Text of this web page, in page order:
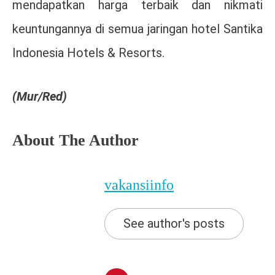
mendapatkan harga terbaik dan nikmati
keuntungannya di semua jaringan hotel Santika
Indonesia Hotels & Resorts.
(Mur/Red)
About The Author
vakansiinfo
See author's posts